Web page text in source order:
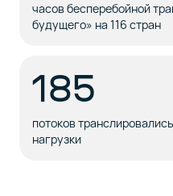
часов бесперебойной
будущего» на 116 стран
185
потоков
нагрузки